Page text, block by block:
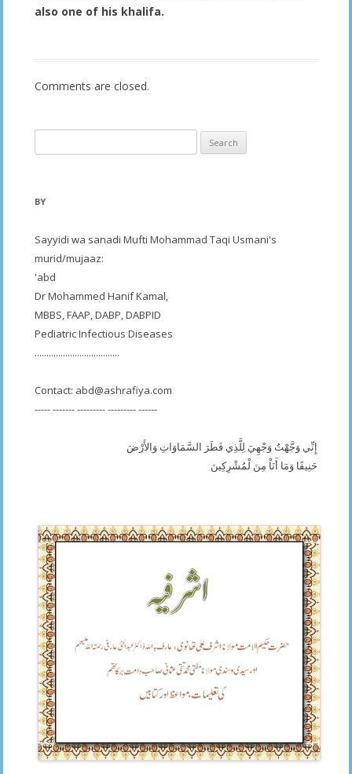
also one of his khalifa.
Comments are closed.
for:
BY
Sayyidi wa sanadi Mufti Mohammad Taqi Usmani's
murid/mujaaz:
'abd
Dr Mohammed Hanif Kamal,
MBBS, FAAP, DABP, DABPID
Pediatric Infectious Diseases
....................................
Contact: abd@ashrafiya.com
----- ------- --------- --------- ------
إِنِّي وَجَّهْتُ وَجْهِيَ لِلَّذِي فَطَرَ السَّمَاوَاتِ وَالأَرْضَ
حَنِيفًا وَمَا أَنَاْ مِنَ لْمُشْرِكِينَ